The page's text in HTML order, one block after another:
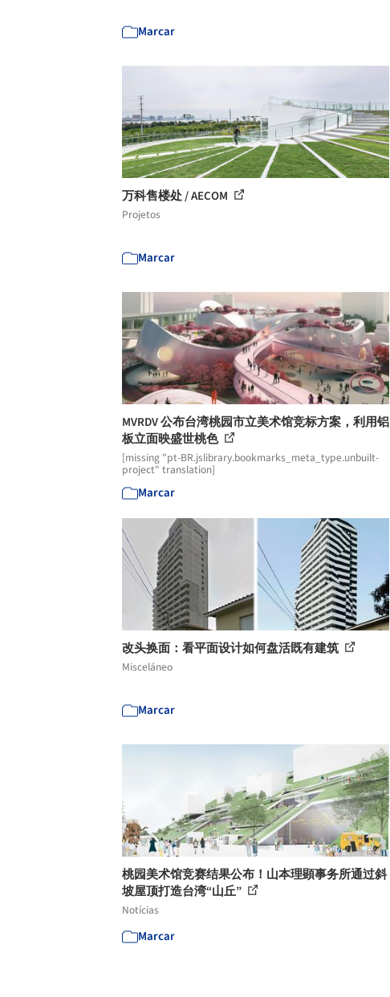
Marcar
万科售楼处 / AECOM
Projetos
Marcar
MVRDV 公布台湾桃园市立美术馆竞标方案，利用铝
板立面映盛世桃色
[missing "pt-BR.jslibrary.bookmarks_meta_type.unbuilt-
project" translation]
Marcar
改头换面：看平面设计如何盘活既有建筑
Misceláneo
Marcar
桃园美术馆竞赛结果公布！山本理顕事务所通过斜
坡屋顶打造台湾“山丘”
Notícias
Marcar